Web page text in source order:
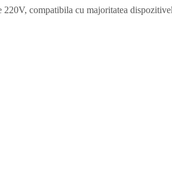
compatibila cu majoritatea